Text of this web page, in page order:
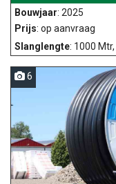
Bouwjaar: 2025
Prijs: op aanvraag
Slanglengte: 1000 Mtr,
6